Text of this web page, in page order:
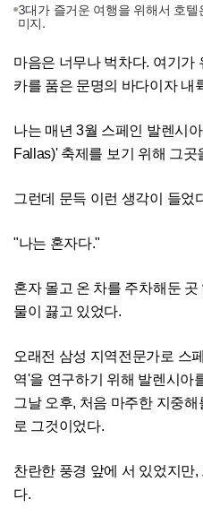
3대가 즐거운 여행을 위해서 호
미지.
마음은 너무나 벅차다. 여기가
카를 품은 문명의 바다이자 내
나는 매년 3월 스페인 발렌시
Fallas)' 축제를 보기 위해 그곳
그런데 문득 이런 생각이 들었
"나는 혼자다."
혼자 몰고 온 차를 주차해둔
물이 끓고 있었다.
오래전 삼성 지역전문가로 스
역'을 연구하기 위해 발렌시아
그날 오후, 처음 마주한 지중
로 그것이었다.
찬란한 풍경 앞에 서 있었지만
다.